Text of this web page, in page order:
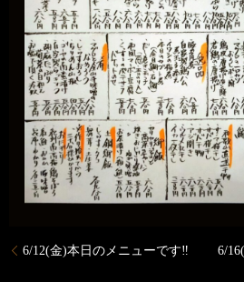
6/12(金)本日のメニューです‼️ 6/